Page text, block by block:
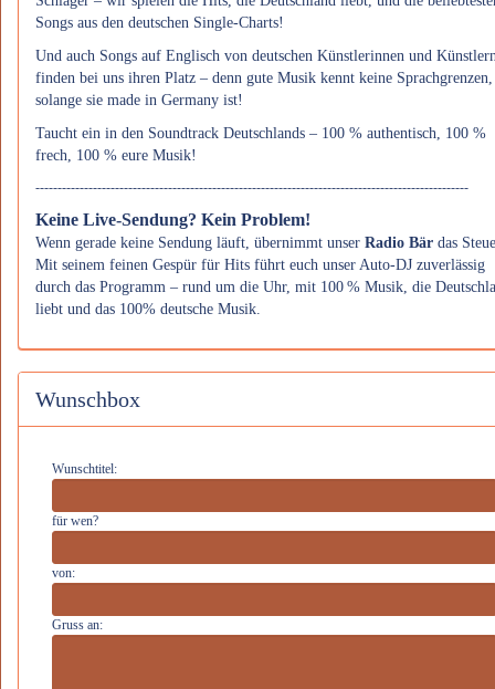
Songs aus den deutschen Single-Charts!
Und auch Songs auf Englisch von deutschen Künstlerinnen und
finden bei uns ihren Platz – denn gute Musik kennt keine Sprachgrenzen,
solange sie made in Germany ist!
Taucht ein in den Soundtrack Deutschlands – 100 % authentisch, 100 %
frech, 100 % eure Musik!
--------------------------------------------------------------------------------------------------
Keine Live-Sendung? Kein Problem!
Wenn gerade keine Sendung läuft, übernimmt unser Radio Bär das
Mit seinem feinen Gespür für Hits führt euch unser Auto-DJ zuverlässig
durch das Programm – rund um die Uhr, mit 100 % Musik, die
liebt und das 100% deutsche Musik.
Wunschbox
Wunschtitel:
für wen?
von:
Gruss an: